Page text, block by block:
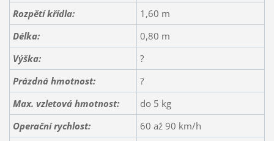
Rozpětí křídla:
1,60 m
Délka:
0,80 m
Výška:
?
Prázdná hmotnost:
?
Max. vzletová hmotnost:
do 5 kg
Operační rychlost:
60 až 90 km/h